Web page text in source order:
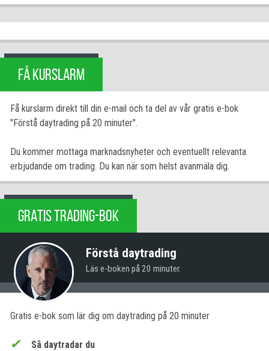
FÅ KURSLARM
Få kurslarm direkt till din e-mail och ta del av vår gratis e-bok
"Förstå daytrading på 20 minuter".
Du kommer mottaga marknadsnyheter och eventuellt relevanta
erbjudande om trading. Du kan när som helst avanmäla dig.
GRATIS TRADING-BOK
Förstå daytrading
Läs e-boken på 20 minuter.
Gratis e-bok som lär dig om daytrading på 20 minuter
Så daytradar du